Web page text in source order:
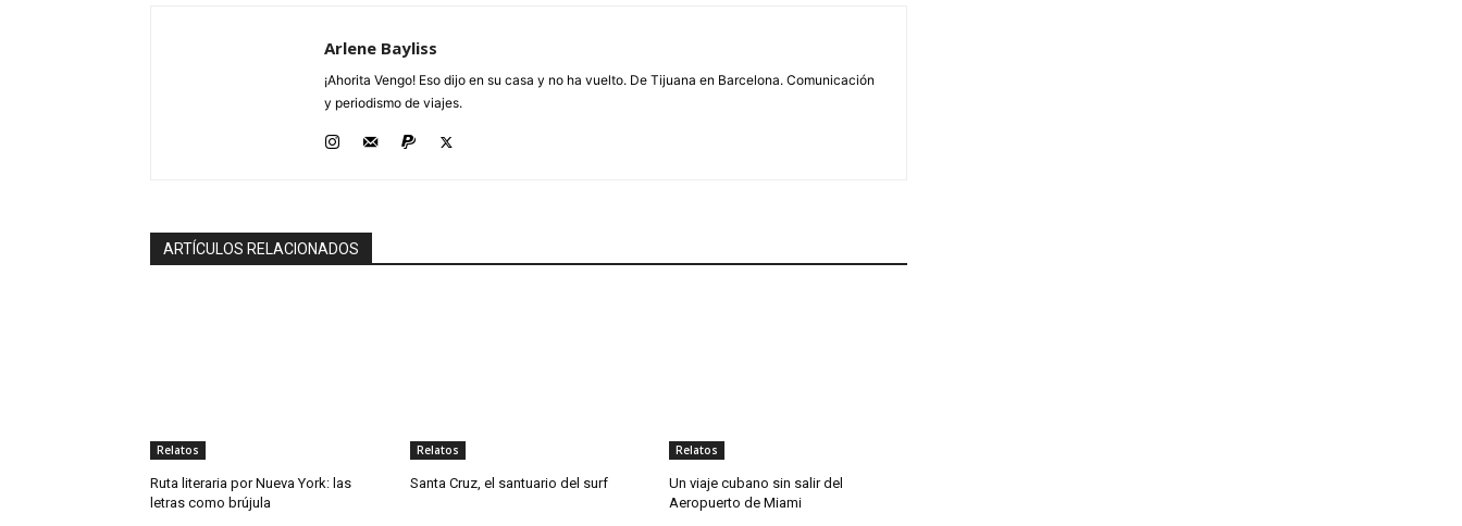
Arlene Bayliss
¡Ahorita Vengo! Eso dijo en su casa y no ha vuelto. De Tijuana en Barcelona. Comunicación
y periodismo de viajes.
ARTÍCULOS RELACIONADOS
Relatos
Ruta literaria por Nueva York: las
letras como brújula
Relatos
Santa Cruz, el santuario del surf
Relatos
Un viaje cubano sin salir del
Aeropuerto de Miami